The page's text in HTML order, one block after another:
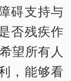
碍支持与
否残疾作
望所有人
，能够看